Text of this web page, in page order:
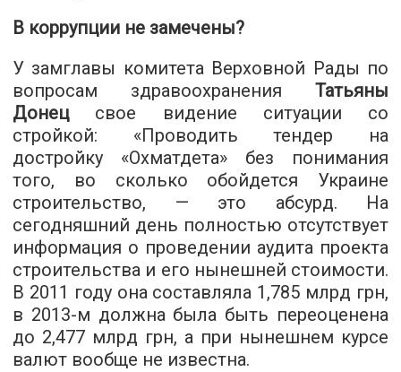
В коррупции не замечены?
У замглавы комитета Верховной Рады по
вопросам здравоохранения Татьяны
Донецсвое видение ситуации со
стройкой: «Проводить тендер на
достройку «Охматдета» без понимания
того, во сколько обойдется Украине
строительство, — это абсурд. На
сегодняшний день полностью отсутствует
информация о проведении аудита проекта
строительства и его нынешней стоимости.
В 2011 году она составляла 1,785 млрд грн,
в 2013-м должна была быть переоценена
до 2,477 млрд грн, а при нынешнем курсе
валют вообще не известна.